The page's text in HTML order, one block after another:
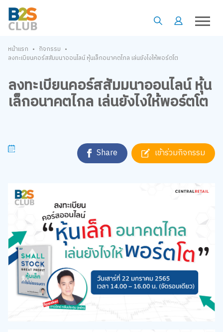
หน้าแรก • กิจกรรม •
ลงทะเบียนคอร์สสัมมนาออนไลน์ หุ้นเล็กอนาคตไกล เล่นยังไงให้พอร์ตโต
ลงทะเบียนคอร์สสัมมนาออนไลน์ หุ้น
เล็กอนาคตไกล เล่นยังไงให้พอร์ตโต
Share เข้าร่วมกิจกรรม